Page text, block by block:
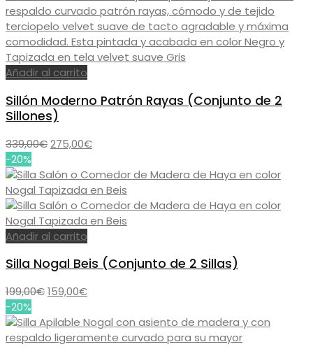
Añadir al carrito
Sillón Moderno Patrón Rayas (Conjunto de 2
Sillones)
339,00€ El
original
era:
339,00€.
275,00€El
actual
es:
275,00€.
-20%
Añadir al carrito
Silla Nogal Beis (Conjunto de 2 Sillas)
199,00€El
original
era:
159,00€El
actual
es:
-20%